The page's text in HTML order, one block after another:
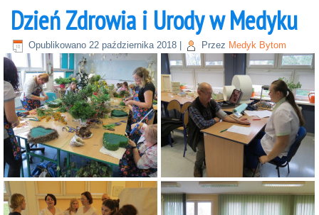
Dzień Zdrowia i Urody w Medyku
Opublikowano 22 października 2018 Przez Medyk Bytom